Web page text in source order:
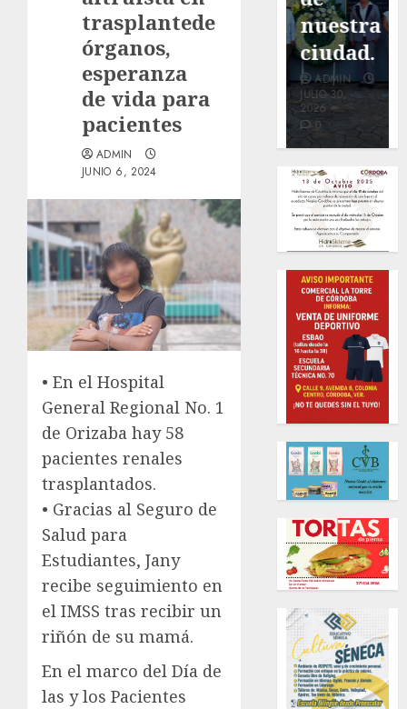
trasplantede
órganos,
esperanza
de vida para
pacientes
ADMIN
JUNIO 6, 2024
• En el Hospital
General Regional No. 1
de Orizaba hay 58
pacientes renales
trasplantados.
• Gracias al Seguro de
Salud para
Estudiantes, Jany
recibe seguimiento en
el IMSS tras recibir un
riñón de su mamá.
En el marco del Día de
las y los Pacientes
Interviene
CASF
ADMIN
JULIO 27,
2026
0
Minerva
JULIO 31,
2026
nuestra
ciudad.
ADMIN
JULIO 30,
2026
0